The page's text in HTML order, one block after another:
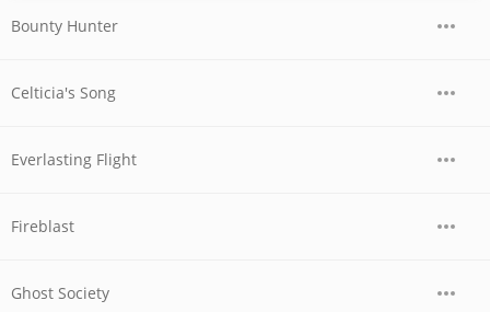
Bounty Hunter
Celticia's Song
Everlasting Flight
Fireblast
Ghost Society